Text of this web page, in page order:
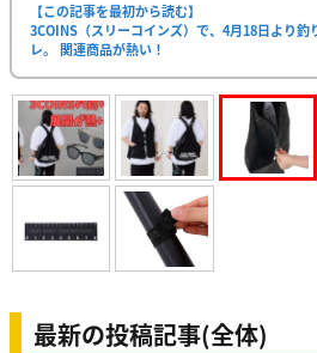
【この記事を最初から読む】
3COINS（スリーコインズ）で、4月18日より釣
レ。 関連商品が熱い！
最新の投稿記事(全体)